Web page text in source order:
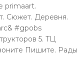
primaart.
Сюжет. Деревня.
#gpobs
5. TЦ
Пишите. Рады